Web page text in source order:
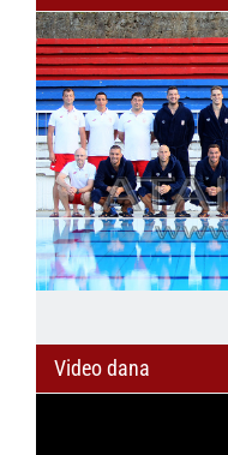
Video dana